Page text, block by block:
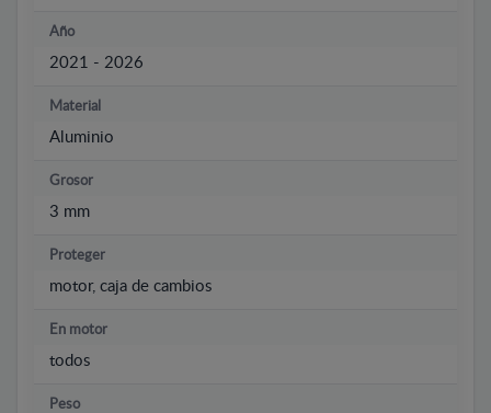
Año
2021 - 2026
Material
Aluminio
Grosor
3 mm
Proteger
motor, caja de cambios
En motor
todos
Peso